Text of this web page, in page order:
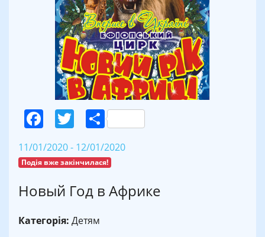
Facebook
Twitter
Поділитися
11/01/2020 - 12/01/2020
Подія вже закінчилася!
Новый Год в Африке
Категорія: Детям